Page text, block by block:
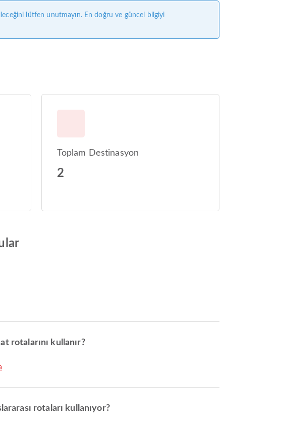
lütfen unutmayın. En doğru ve güncel bilgiyi
Toplam Destinasyon
2
rotalarını kullanır?
rotaları kullanıyor?